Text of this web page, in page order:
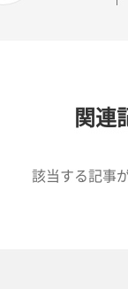
関連
該当する記事